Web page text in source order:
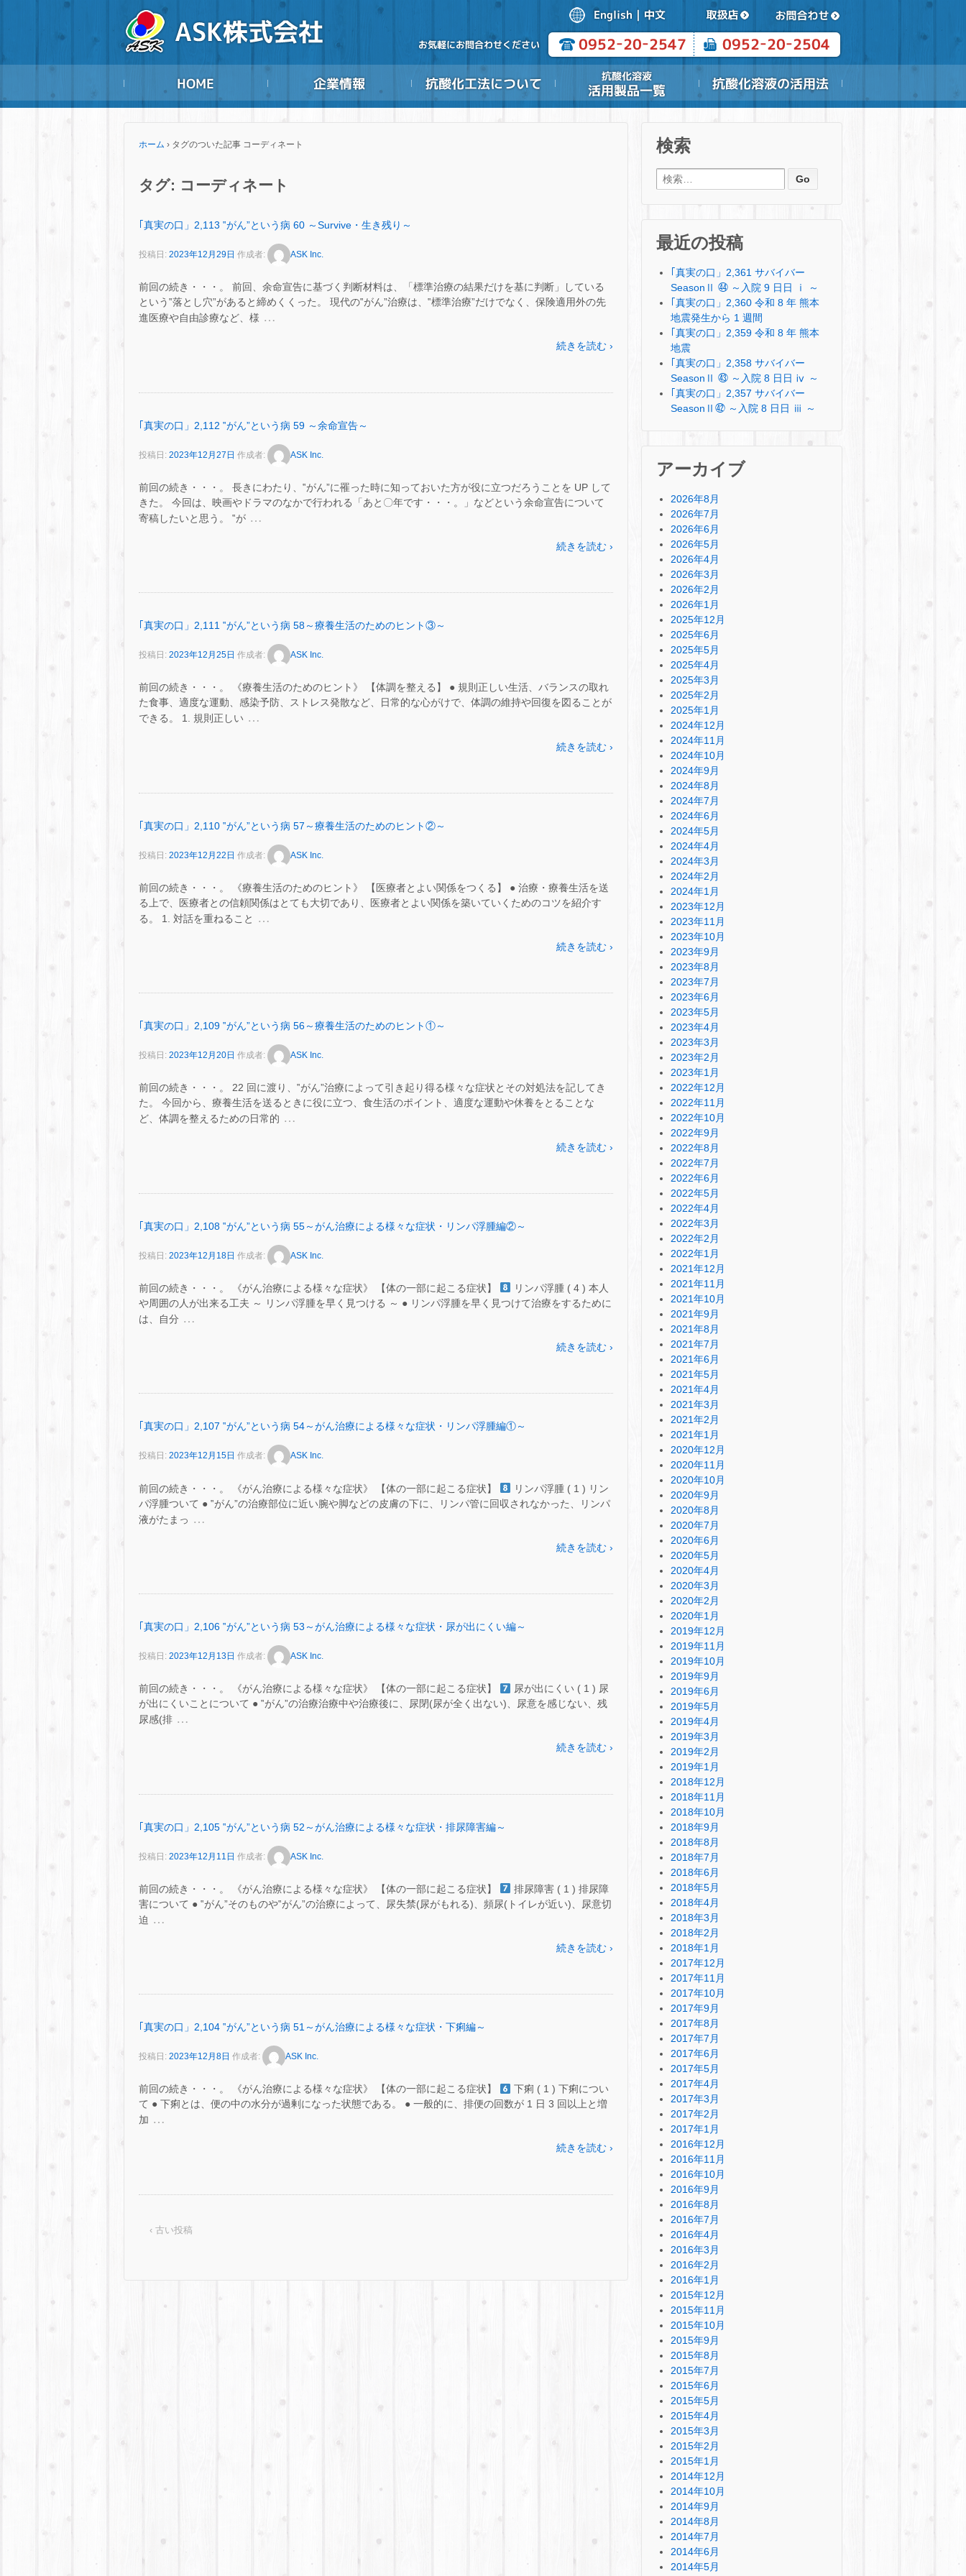
ホーム › タグのついた記事 コーディネート
タグ: コーディネート
｢真実の口」2,113 ‟がん”という病 60 ～Survive・生き残り～
投稿日: 2023年12月29日 作成者: ASK Inc.
前回の続き・・・。 前回、余命宣告に基づく判断材料は、「標準治療の結果だけを基に判断」している
という‟落とし穴”があると締めくくった。 現代の‟がん”治療は、‟標準治療”だけでなく、保険適用外の先
進医療や自由診療など、様 …
続きを読む ›
｢真実の口」2,112 ‟がん”という病 59 ～余命宣告～
投稿日: 2023年12月27日 作成者: ASK Inc.
前回の続き・・・。 長きにわたり、‟がん”に罹った時に知っておいた方が役に立つだろうことを UP して
きた。 今回は、映画やドラマのなかで行われる「あと〇年です・・・。」などという余命宣告について
寄稿したいと思う。 ‟が …
続きを読む ›
｢真実の口」2,111 ‟がん”という病 58～療養生活のためのヒント③～
投稿日: 2023年12月25日 作成者: ASK Inc.
前回の続き・・・。 《療養生活のためのヒント》 【体調を整える】 ● 規則正しい生活、バランスの取れ
た食事、適度な運動、感染予防、ストレス発散など、日常的な心がけで、体調の維持や回復を図ることが
できる。 1. 規則正しい …
続きを読む ›
｢真実の口」2,110 ‟がん”という病 57～療養生活のためのヒント②～
投稿日: 2023年12月22日 作成者: ASK Inc.
前回の続き・・・。 《療養生活のためのヒント》 【医療者とよい関係をつくる】 ● 治療・療養生活を送
る上で、医療者との信頼関係はとても大切であり、医療者とよい関係を築いていくためのコツを紹介す
る。 1. 対話を重ねること
…
続きを読む ›
｢真実の口」2,109 ‟がん”という病 56～療養生活のためのヒント①～
投稿日: 2023年12月20日 作成者: ASK Inc.
前回の続き・・・。 22 回に渡り、‟がん”治療によって引き起り得る様々な症状とその対処法を記してき
た。 今回から、療養生活を送るときに役に立つ、食生活のポイント、適度な運動や休養をとることな
ど、体調を整えるための日常的 …
続きを読む ›
｢真実の口」2,108 ‟がん”という病 55～がん治療による様々な症状・リンパ浮腫編②～
投稿日: 2023年12月18日 作成者: ASK Inc.
前回の続き・・・。 《がん治療による様々な症状》 【体の一部に起こる症状】
リンパ浮腫 ( 4 ) 本人
や周囲の人が出来る工夫 ～ リンパ浮腫を早く見つける ～ ● リンパ浮腫を早く見つけて治療をするために
は、自分 …
続きを読む ›
｢真実の口」2,107 ‟がん”という病 54～がん治療による様々な症状・リンパ浮腫編①～
投稿日: 2023年12月15日 作成者: ASK Inc.
前回の続き・・・。 《がん治療による様々な症状》 【体の一部に起こる症状】
リンパ浮腫 ( 1 ) リン
パ浮腫ついて ● ‟がん”の治療部位に近い腕や脚などの皮膚の下に、リンパ管に回収されなかった、リンパ
液がたまっ …
続きを読む ›
｢真実の口」2,106 ‟がん”という病 53～がん治療による様々な症状・尿が出にくい編～
投稿日: 2023年12月13日 作成者: ASK Inc.
前回の続き・・・。 《がん治療による様々な症状》 【体の一部に起こる症状】
尿が出にくい ( 1 ) 尿
が出にくいことについて ● ‟がん”の治療治療中や治療後に、尿閉(尿が全く出ない)、尿意を感じない、残
尿感(排 …
続きを読む ›
｢真実の口」2,105 ‟がん”という病 52～がん治療による様々な症状・排尿障害編～
投稿日: 2023年12月11日 作成者: ASK Inc.
前回の続き・・・。 《がん治療による様々な症状》 【体の一部に起こる症状】
排尿障害 ( 1 ) 排尿障
害について ● ‟がん”そのものや‟がん”の治療によって、尿失禁(尿がもれる)、頻尿(トイレが近い)、尿意切
迫 …
続きを読む ›
｢真実の口」2,104 ‟がん”という病 51～がん治療による様々な症状・下痢編～
投稿日: 2023年12月8日 作成者: ASK Inc.
前回の続き・・・。 《がん治療による様々な症状》 【体の一部に起こる症状】
下痢 ( 1 ) 下痢につい
て ● 下痢とは、便の中の水分が過剰になった状態である。 ● 一般的に、排便の回数が 1 日 3 回以上と増
加 …
続きを読む ›
‹ 古い投稿
検索
検索:
最近の投稿
｢真実の口」2,361 サバイバー
SeasonⅡ ㊹ ～入院 9 日日 ⅰ ～
｢真実の口」2,360 令和 8 年 熊本
地震発生から 1 週間
｢真実の口」2,359 令和 8 年 熊本
地震
｢真実の口」2,358 サバイバー
SeasonⅡ ㊸ ～入院 8 日日 ⅳ ～
｢真実の口」2,357 サバイバー
SeasonⅡ㊷ ～入院 8 日日 ⅲ ～
アーカイブ
2026年8月
2026年7月
2026年6月
2026年5月
2026年4月
2026年3月
2026年2月
2026年1月
2025年12月
2025年6月
2025年5月
2025年4月
2025年3月
2025年2月
2025年1月
2024年12月
2024年11月
2024年10月
2024年9月
2024年8月
2024年7月
2024年6月
2024年5月
2024年4月
2024年3月
2024年2月
2024年1月
2023年12月
2023年11月
2023年10月
2023年9月
2023年8月
2023年7月
2023年6月
2023年5月
2023年4月
2023年3月
2023年2月
2023年1月
2022年12月
2022年11月
2022年10月
2022年9月
2022年8月
2022年7月
2022年6月
2022年5月
2022年4月
2022年3月
2022年2月
2022年1月
2021年12月
2021年11月
2021年10月
2021年9月
2021年8月
2021年7月
2021年6月
2021年5月
2021年4月
2021年3月
2021年2月
2021年1月
2020年12月
2020年11月
2020年10月
2020年9月
2020年8月
2020年7月
2020年6月
2020年5月
2020年4月
2020年3月
2020年2月
2020年1月
2019年12月
2019年11月
2019年10月
2019年9月
2019年6月
2019年5月
2019年4月
2019年3月
2019年2月
2019年1月
2018年12月
2018年11月
2018年10月
2018年9月
2018年8月
2018年7月
2018年6月
2018年5月
2018年4月
2018年3月
2018年2月
2018年1月
2017年12月
2017年11月
2017年10月
2017年9月
2017年8月
2017年7月
2017年6月
2017年5月
2017年4月
2017年3月
2017年2月
2017年1月
2016年12月
2016年11月
2016年10月
2016年9月
2016年8月
2016年7月
2016年4月
2016年3月
2016年2月
2016年1月
2015年12月
2015年11月
2015年10月
2015年9月
2015年8月
2015年7月
2015年6月
2015年5月
2015年4月
2015年3月
2015年2月
2015年1月
2014年12月
2014年10月
2014年9月
2014年8月
2014年7月
2014年6月
2014年5月